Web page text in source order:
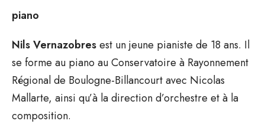
piano
Nils Vernazobresest un jeune pianiste de 18 ans. Il
se forme au piano au Conservatoire à Rayonnement
Régional de Boulogne-Billancourt avec Nicolas
Mallarte, ainsi qu’à la direction d’orchestre et à la
composition.